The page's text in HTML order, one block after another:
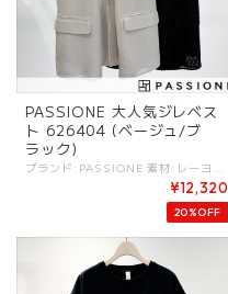
PASSIONE 大人気ジレベス
ト 626404 (ベージュ/ブ
ラック)
¥12,320
20%OFF